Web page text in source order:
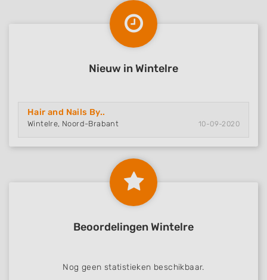
Nieuw in Wintelre
Hair and Nails By..
Wintelre, Noord-Brabant 10-09-2020
Beoordelingen Wintelre
Nog geen statistieken beschikbaar.